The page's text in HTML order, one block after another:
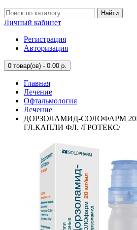
Найти
Личный кабинет
Регистрация
Авторизация
0 товар(ов) - 0.00 р.
Главная
Лечение
Офтальмология
Лечение
ДОРЗОЛАМИД-СОЛОФАРМ
ГЛ.КАПЛИ ФЛ. /ГРОТЕКС/